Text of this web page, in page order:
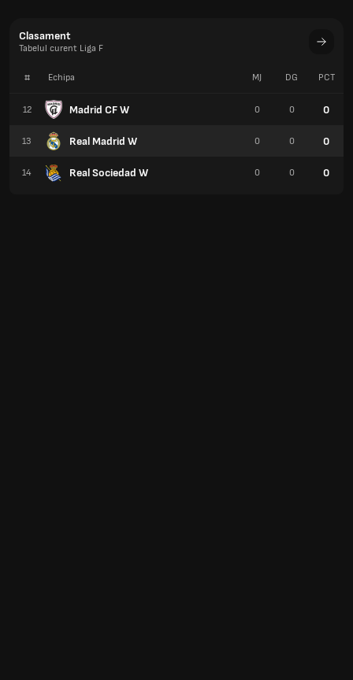
Clasament
Tabelul curent Liga F
# Echipa
12 Madrid CF W
13 Real Madrid W
14 Real Sociedad W
MJ DG PCT
0 0 0
0 0 0
0 0 0